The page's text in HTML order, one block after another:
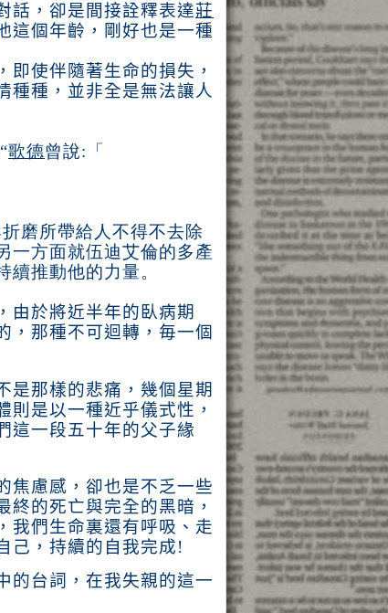
話，卻是間接詮釋表達莊
這個年齡，剛好也是一種
使伴隨著生命的損失，
種種，並非全是無法讓人
歌德曾說:「
磨所帶給人不得不去除
一方面就伍迪艾倫的多產
推動他的力量。
由於將近半年的臥病期
，那種不可迴轉，毎一個
是那樣的悲痛，幾個星期
是以一種近乎儀式性，
這一段五十年的父子緣
焦慮感，卻也是不乏一些
的死亡與完全的黑暗，
我們生命裏還有呼吸、走
己，持續的自我完成!
的台詞，在我失親的這一